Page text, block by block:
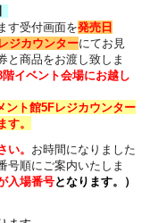
す受付画面を発売日
ジカウンターにてお見
と商品をお渡し致しま
イベント会場にお越し
ント館5Fレジカウンター
。
い。 お時間になりました
号順にご案内いたしま
入場番号となります。）